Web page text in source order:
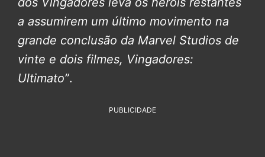
a assumirem um último movimento na
grande conclusão da Marvel Studios de
vinte e dois filmes, Vingadores:
Ultimato”.
PUBLICIDADE